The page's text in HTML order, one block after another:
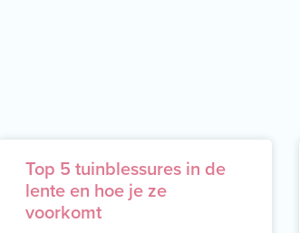
Top 5 tuinblessures in de
lente en hoe je ze
voorkomt